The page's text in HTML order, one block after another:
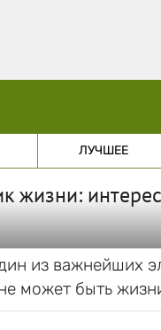
ЛУЧШЕЕ
жизни:
из важнейших
может быть